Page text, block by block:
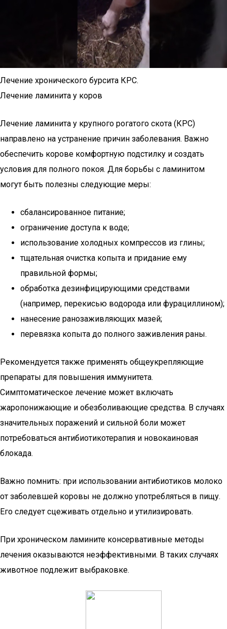
Лечение хронического бурсита КРС.
Лечение ламинита у коров
Лечение ламинита у крупного рогатого скота (КРС)
направлено на устранение причин заболевания. Важно
обеспечить корове комфортную подстилку и создать
условия для полного покоя. Для борьбы с ламинитом
могут быть полезны следующие меры:
сбалансированное питание;
ограничение доступа к воде;
использование холодных компрессов из глины;
тщательная очистка копыта и придание ему
правильной формы;
обработка дезинфицирующими средствами
(например, перекисью водорода или фурациллином);
нанесение ранозаживляющих мазей;
перевязка копыта до полного заживления раны.
Рекомендуется также применять общеукрепляющие
препараты для повышения иммунитета.
Симптоматическое лечение может включать
жаропонижающие и обезболивающие средства. В случаях
значительных поражений и сильной боли может
потребоваться антибиотикотерапия и новокаиновая
блокада.
Важно помнить: при использовании антибиотиков молоко
от заболевшей коровы не должно употребляться в пищу.
Его следует сцеживать отдельно и утилизировать.
При хроническом ламините консервативные методы
лечения оказываются неэффективными. В таких случаях
животное подлежит выбраковке.